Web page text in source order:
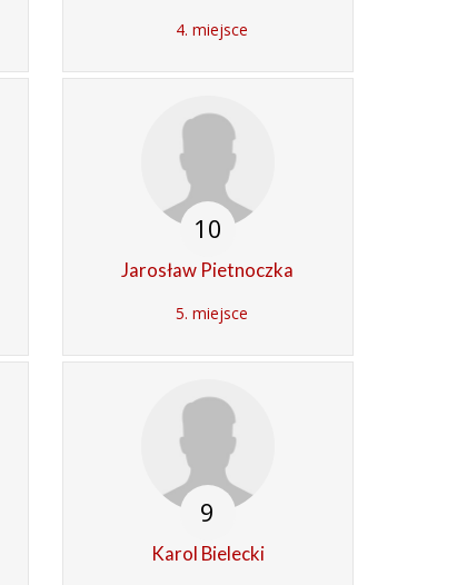
4. miejsce
10
Jarosław Pietnoczka
5. miejsce
9
Karol Bielecki